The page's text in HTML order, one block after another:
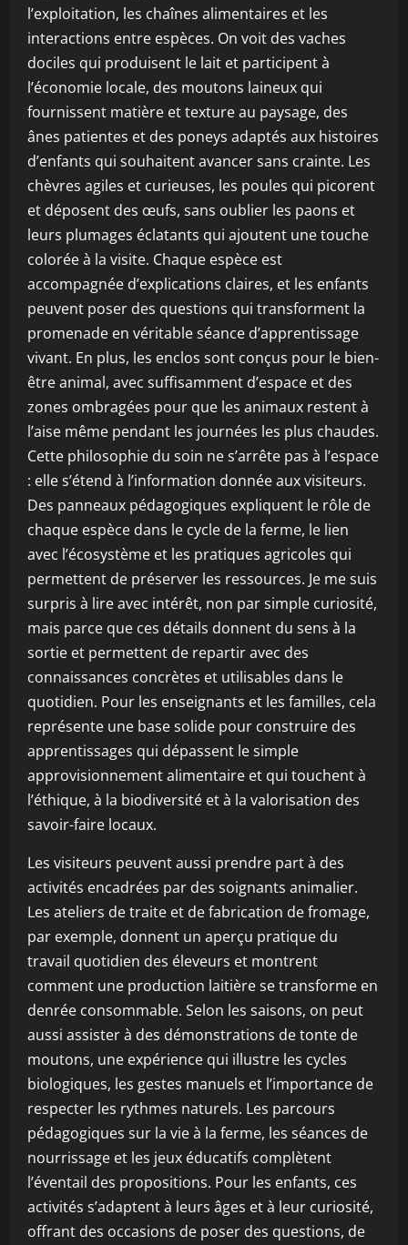
l’exploitation, les chaînes alimentaires et les
interactions entre espèces. On voit des vaches
dociles qui produisent le lait et participent à
l’économie locale, des moutons laineux qui
fournissent matière et texture au paysage, des
ânes patientes et des poneys adaptés aux histoires
d’enfants qui souhaitent avancer sans crainte. Les
chèvres agiles et curieuses, les poules qui picorent
et déposent des œufs, sans oublier les paons et
leurs plumages éclatants qui ajoutent une touche
colorée à la visite. Chaque espèce est
accompagnée d’explications claires, et les enfants
peuvent poser des questions qui transforment la
promenade en véritable séance d’apprentissage
vivant. En plus, les enclos sont conçus pour le bien-
être animal, avec suffisamment d’espace et des
zones ombragées pour que les animaux restent à
l’aise même pendant les journées les plus chaudes.
Cette philosophie du soin ne s’arrête pas à l’espace
: elle s’étend à l’information donnée aux visiteurs.
Des panneaux pédagogiques expliquent le rôle de
chaque espèce dans le cycle de la ferme, le lien
avec l’écosystème et les pratiques agricoles qui
permettent de préserver les ressources. Je me suis
surpris à lire avec intérêt, non par simple curiosité,
mais parce que ces détails donnent du sens à la
sortie et permettent de repartir avec des
connaissances concrètes et utilisables dans le
quotidien. Pour les enseignants et les familles, cela
représente une base solide pour construire des
apprentissages qui dépassent le simple
approvisionnement alimentaire et qui touchent à
l’éthique, à la biodiversité et à la valorisation des
savoir-faire locaux.
Les visiteurs peuvent aussi prendre part à des
activités encadrées par des soignants animalier.
Les ateliers de traite et de fabrication de fromage,
par exemple, donnent un aperçu pratique du
travail quotidien des éleveurs et montrent
comment une production laitière se transforme en
denrée consommable. Selon les saisons, on peut
aussi assister à des démonstrations de tonte de
moutons, une expérience qui illustre les cycles
biologiques, les gestes manuels et l’importance de
respecter les rythmes naturels. Les parcours
pédagogiques sur la vie à la ferme, les séances de
nourrissage et les jeux éducatifs complètent
l’éventail des propositions. Pour les enfants, ces
activités s’adaptent à leurs âges et à leur curiosité,
offrant des occasions de poser des questions, de